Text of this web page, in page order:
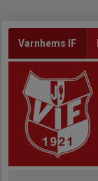
Varnhems IF